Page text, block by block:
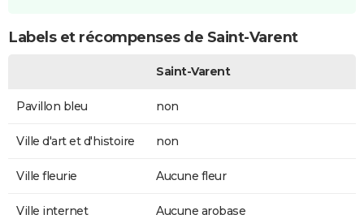
Labels et récompenses de Saint-Varent
Saint-Varent
Pavillon bleu non
Ville d'art et d'histoire non
Ville fleurie Aucune fleur
Ville internet Aucune arobase